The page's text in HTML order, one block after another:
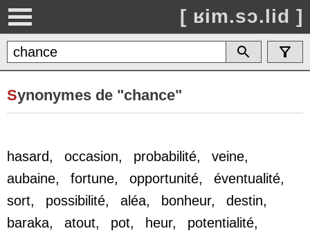
[ ʁim.sɔ.lid ]
Synonymes de "chance"
hasard, occasion, probabilité, veine,
aubaine, fortune, opportunité, éventualité,
sort, possibilité, aléa, bonheur, destin,
baraka, atout, pot, heur, potentialité,